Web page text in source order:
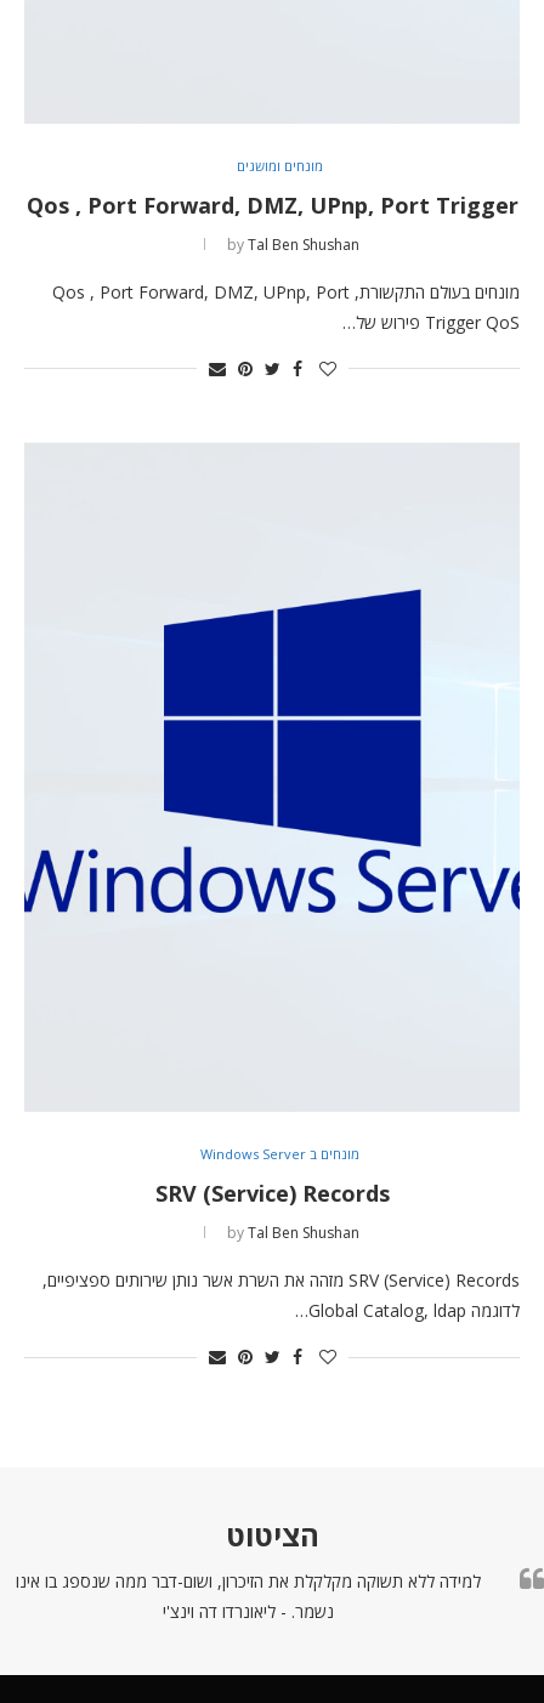
מונחים ומושגים
Qos , Port Forward, DMZ, UPnp, Port Trigger
byTal Ben Shushan
מונחים בעולם התקשורת, Qos , Port Forward, DMZ, UPnp, Port
Trigger QoS פירוש של…
מונחים ב Windows Server
SRV (Service) Records
byTal Ben Shushan
SRV (Service) Records מזהה את השרת אשר נותן שירותים ספציפיים,
לדוגמה Global Catalog, ldap…
הציטוט
למידה ללא תשוקה מקלקלת את הזיכרון, ושום-דבר ממה שנספג בו אינו
נשמר. - ליאונרדו דה וינצ'י